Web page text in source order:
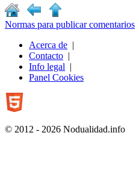
Normas para publicar comentarios
Acerca de |
Contacto |
Info legal |
Panel Cookies
© 2012 - 2026 Nodualidad.info